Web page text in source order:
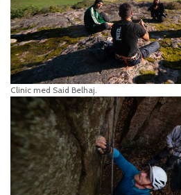
Clinic med Said Belhaj.